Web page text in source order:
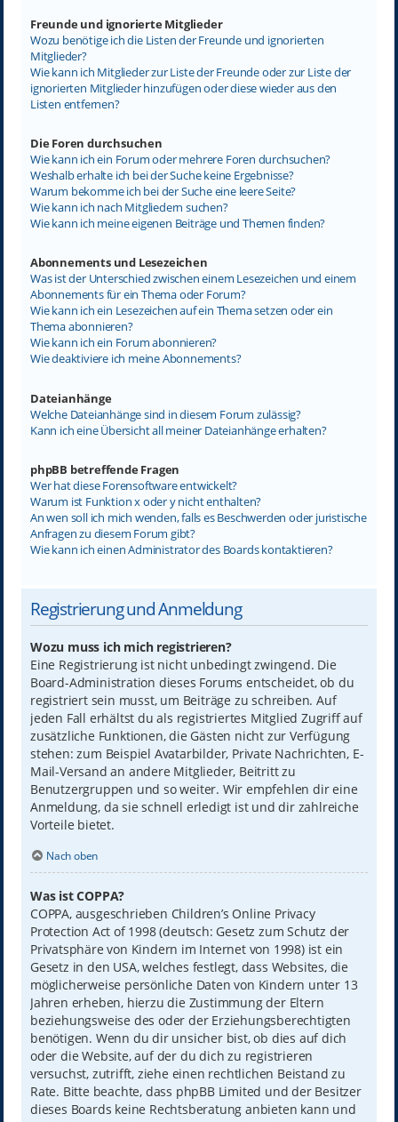
Freunde und ignorierte Mitglieder
Wozu benötige ich die Listen der Freunde und ignorierten
Mitglieder?
Wie kann ich Mitglieder zur Liste der Freunde oder zur Liste der
ignorierten Mitglieder hinzufügen oder diese wieder aus den
Listen entfernen?
Die Foren durchsuchen
Wie kann ich ein Forum oder mehrere Foren durchsuchen?
Weshalb erhalte ich bei der Suche keine Ergebnisse?
Warum bekomme ich bei der Suche eine leere Seite?
Wie kann ich nach Mitgliedern suchen?
Wie kann ich meine eigenen Beiträge und Themen finden?
Abonnements und Lesezeichen
Was ist der Unterschied zwischen einem Lesezeichen und einem
Abonnements für ein Thema oder Forum?
Wie kann ich ein Lesezeichen auf ein Thema setzen oder ein
Thema abonnieren?
Wie kann ich ein Forum abonnieren?
Wie deaktiviere ich meine Abonnements?
Dateianhänge
Welche Dateianhänge sind in diesem Forum zulässig?
Kann ich eine Übersicht all meiner Dateianhänge erhalten?
phpBB betreffende Fragen
Wer hat diese Forensoftware entwickelt?
Warum ist Funktion x oder y nicht enthalten?
An wen soll ich mich wenden, falls es Beschwerden oder juristische
Anfragen zu diesem Forum gibt?
Wie kann ich einen Administrator des Boards kontaktieren?
Registrierung und Anmeldung
Wozu muss ich mich registrieren?
Eine Registrierung ist nicht unbedingt zwingend. Die
Board-Administration dieses Forums entscheidet, ob du
registriert sein musst, um Beiträge zu schreiben. Auf
jeden Fall erhältst du als registriertes Mitglied Zugriff auf
zusätzliche Funktionen, die Gästen nicht zur Verfügung
stehen: zum Beispiel Avatarbilder, Private Nachrichten, E-
Mail-Versand an andere Mitglieder, Beitritt zu
Benutzergruppen und so weiter. Wir empfehlen dir eine
Anmeldung, da sie schnell erledigt ist und dir zahlreiche
Vorteile bietet.
Nach oben
Was ist COPPA?
COPPA, ausgeschrieben Children’s Online Privacy
Protection Act of 1998 (deutsch: Gesetz zum Schutz der
Privatsphäre von Kindern im Internet von 1998) ist ein
Gesetz in den USA, welches festlegt, dass Websites, die
möglicherweise persönliche Daten von Kindern unter 13
Jahren erheben, hierzu die Zustimmung der Eltern
beziehungsweise des oder der Erziehungsberechtigten
benötigen. Wenn du dir unsicher bist, ob dies auf dich
oder die Website, auf der du dich zu registrieren
versuchst, zutrifft, ziehe einen rechtlichen Beistand zu
Rate. Bitte beachte, dass phpBB Limited und der Besitzer
dieses Boards keine Rechtsberatung anbieten kann und